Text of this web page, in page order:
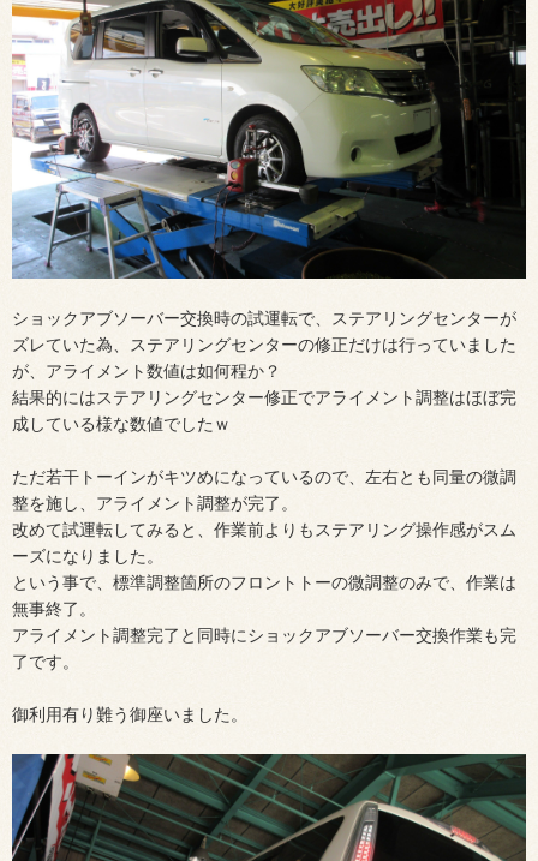
ショックアブソーバー交換時の試運転で、ステアリングセンターが
ズレていた為、ステアリングセンターの修正だけは行っていました
が、アライメント数値は如何程か？
結果的にはステアリングセンター修正でアライメント調整はほぼ完
成している様な数値でしたｗ
ただ若干トーインがキツめになっているので、左右とも同量の微調
整を施し、アライメント調整が完了。
改めて試運転してみると、作業前よりもステアリング操作感がスム
ーズになりました。
という事で、標準調整箇所のフロントトーの微調整のみで、作業は
無事終了。
アライメント調整完了と同時にショックアブソーバー交換作業も完
了です。
御利用有り難う御座いました。